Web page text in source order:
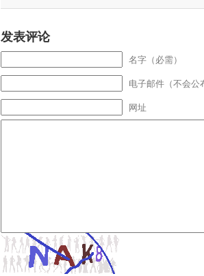
发表评论
名字（必需）
电子邮件（不会公
网址